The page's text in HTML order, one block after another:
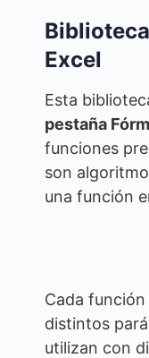
Excel
Esta
pestaña
funciones
son
una función
Cada
distintos
utilizan con